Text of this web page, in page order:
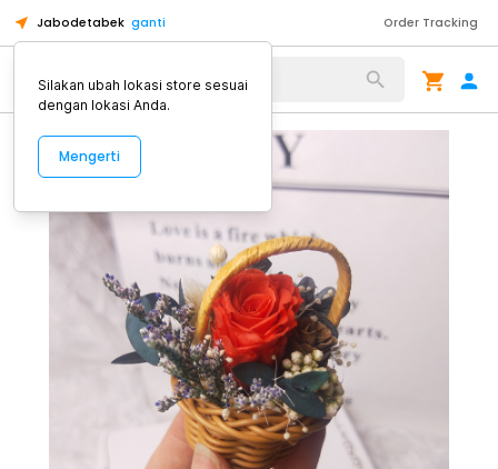
Jabodetabek ganti Order Tracking
Alat Kopi
Silakan ubah lokasi store sesuai
dengan lokasi Anda.
Mengerti